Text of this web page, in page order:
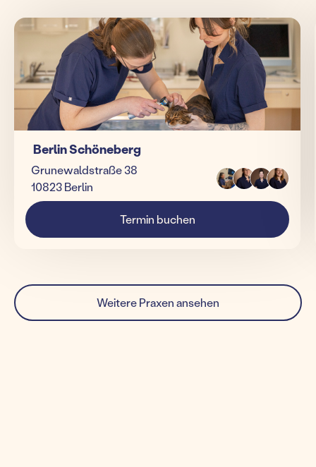
Berlin Schöneberg
Grunewaldstraße 38
10823 Berlin
Termin buchen
Weitere Praxen ansehen